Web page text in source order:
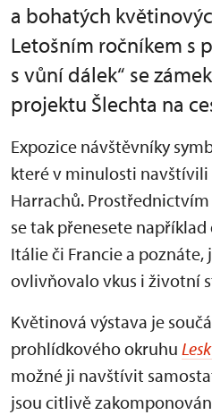
a bohatých
Letošním ročníkem s
s vůní dálek“ se
projektu Šlechta na
Expozice návštěvníky
které v minulosti
Harrachů.
se tak přenesete
Itálie či Francie a poznáte,
ovlivňovalo vkus i životní
Květinová výstava je
prohlídkového okruhu
možné ji navštívit
jsou citlivě